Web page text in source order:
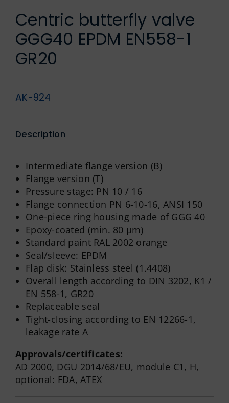
Centric butterfly valve
GGG40 EPDM EN558-1
GR20
AK-924
Description
Intermediate flange version (B)
Flange version (T)
Pressure stage: PN 10 / 16
Flange connection PN 6-10-16, ANSI 150
One-piece ring housing made of GGG 40
Epoxy-coated (min. 80 µm)
Standard paint RAL 2002 orange
Seal/sleeve: EPDM
Flap disk: Stainless steel (1.4408)
Overall length according to DIN 3202, K1 /
EN 558-1, GR20
Replaceable seal
Tight-closing according to EN 12266-1,
leakage rate A
Approvals/certificates:
AD 2000, DGU 2014/68/EU, module C1, H,
optional: FDA, ATEX